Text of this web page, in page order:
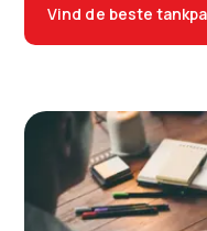
Vind de beste